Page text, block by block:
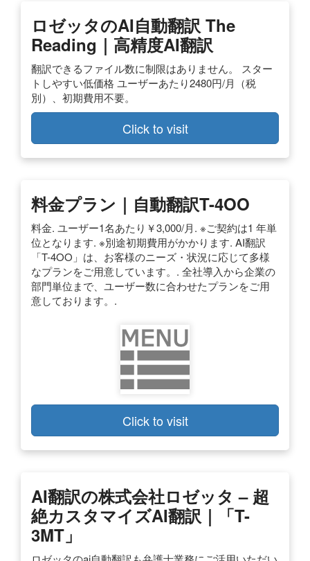
ロゼッタのAI自動翻訳 The
Reading｜高精度AI翻訳
翻訳できるファイル数に制限はありません。 スター
トしやすい低価格 ユーザーあたり2480円/月（税
別）、初期費用不要。
Click to visit
料金プラン｜自動翻訳T-4OO
料金. ユーザー1名あたり￥3,000/月. ※ご契約は1 年単
位となります. ※別途初期費用がかかります. AI翻訳
「T-4OO」は、お客様のニーズ・状況に応じて多様
なプランをご用意しています。. 全社導入から企業の
部門単位まで、ユーザー数に合わせたプランをご用
意しております。.
Click to visit
AI翻訳の株式会社ロゼッタ – 超
絶カスタマイズAI翻訳｜「T-
3MT」